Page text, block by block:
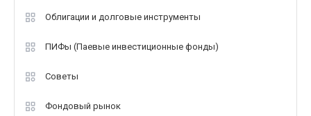
Облигации и долговые инструменты
ПИФы (Паевые инвестиционные фонды)
Советы
Фондовый рынок